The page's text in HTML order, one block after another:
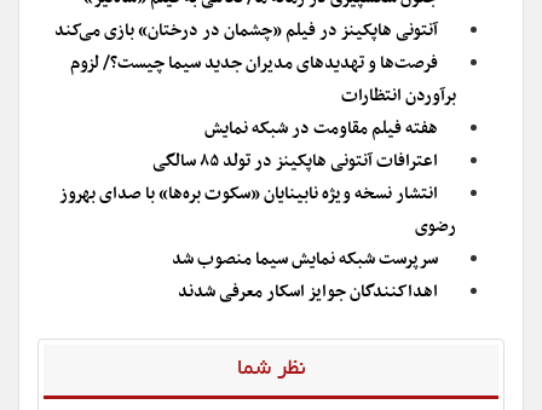
آنتونی هاپکینز در فیلم «چشمان در درختان» بازی می‌کند
فرصت‌ها و تهدیدهای مدیران جدید سیما چیست؟/ لزوم
برآوردن انتظارات
هفته فیلم مقاومت در شبکه نمایش
اعترافات آنتونی هاپکینز در تولد ۸۵ سالگی
انتشار نسخه ویژه نابینایان «سکوت بره‌ها» با صدای بهروز
رضوی
سرپرست شبکه نمایش سیما منصوب شد
اهداکنندگان جوایز اسکار معرفی شدند
نظر شما